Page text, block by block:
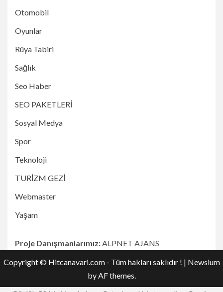
Otomobil
Oyunlar
Rüya Tabiri
Sağlık
Seo Haber
SEO PAKETLERİ
Sosyal Medya
Spor
Teknoloji
TURİZM GEZİ
Webmaster
Yaşam
Proje Danışmanlarımız: ALPNET AJANS
Copyright © Hitcanavari.com - Tüm hakları saklıdır ! | Newsium
by AF themes.